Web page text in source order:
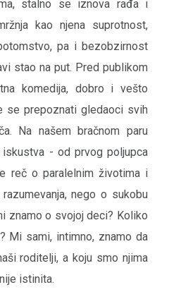
stalno se iznova rađa i
kao njena suprotnost,
pa i bezobzirnost
stao na put. Pred publikom
komedija, dobro i vešto
se prepoznati gledaoci svih
Na našem bračnom paru
iskustva - od prvog poljupca
reč o paralelnim životima i
nego o sukobu
znamo o svojoj deci? Koliko
Mi sami, intimno, znamo da
roditelji, a koju smo njima
istinita.